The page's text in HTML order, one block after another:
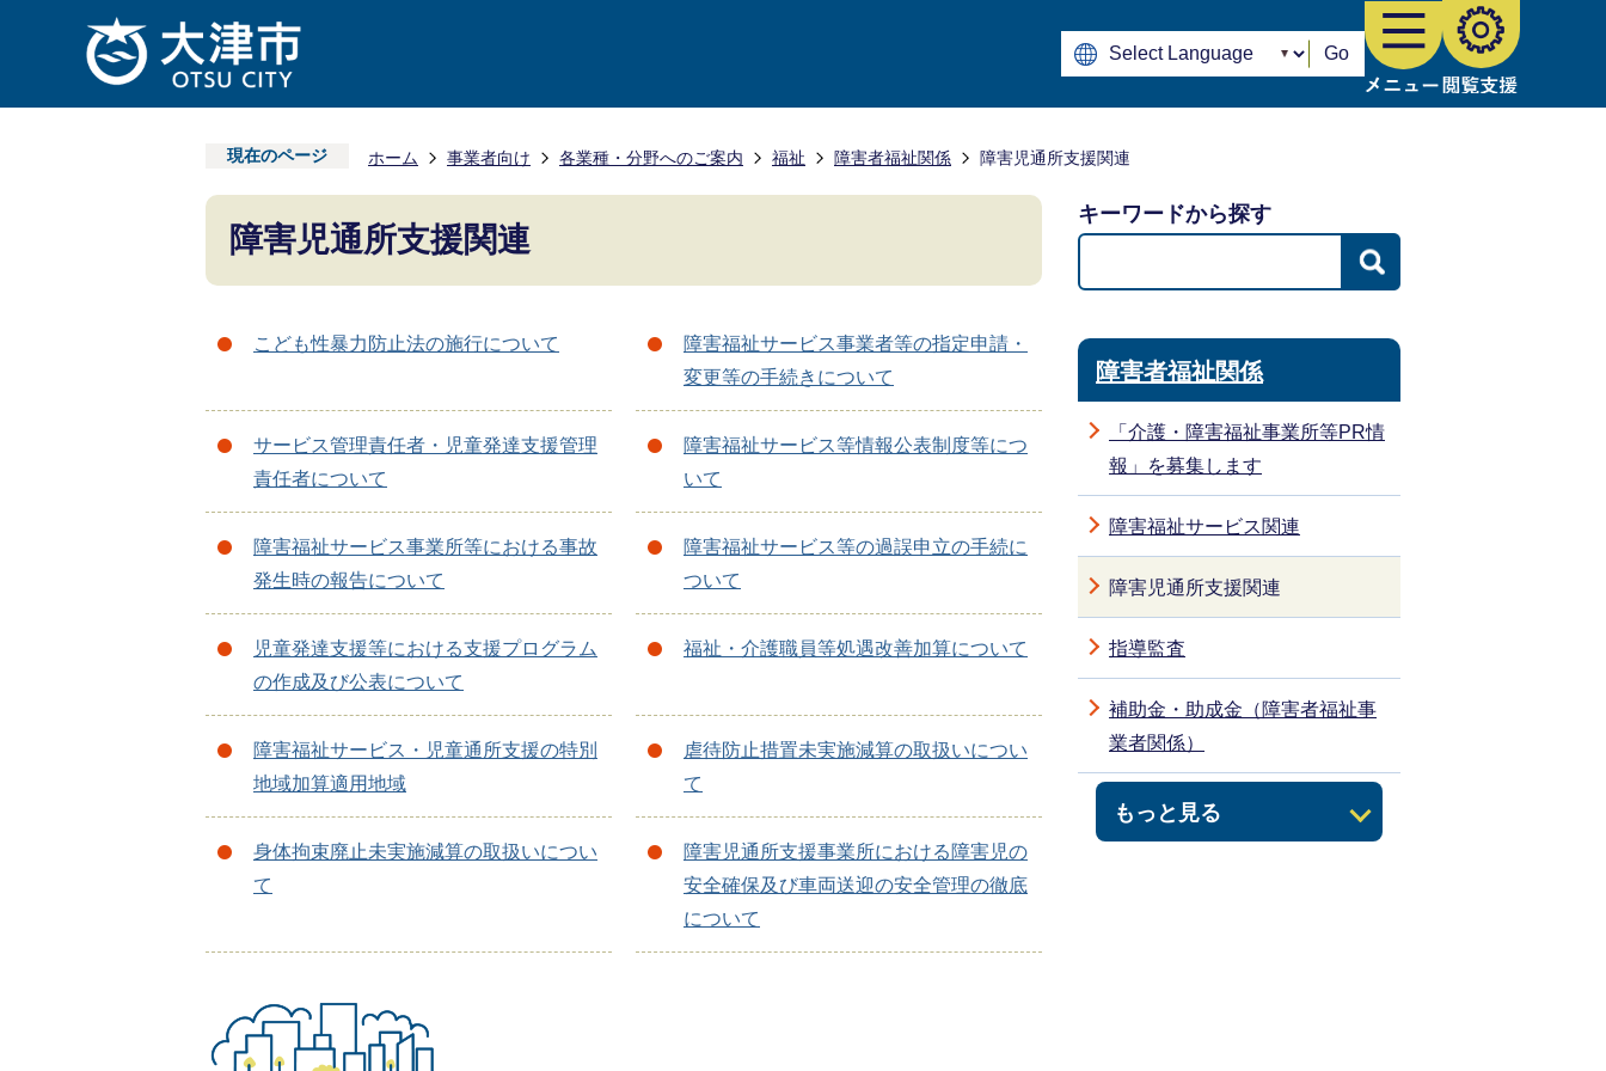
Go
現在のページ ホーム 事業者向け 各業種・分野へのご案内 福祉 障害者福祉関係 障害児通所支援関連
障害児通所支援関連
こども性暴力防止法の施行について
障害福祉サービス事業者等の指定申請・
変更等の手続きについて
サービス管理責任者・児童発達支援管理
責任者について
障害福祉サービス等情報公表制度等につ
いて
障害福祉サービス事業所等における事故
発生時の報告について
障害福祉サービス等の過誤申立の手続に
ついて
児童発達支援等における支援プログラム
の作成及び公表について
福祉・介護職員等処遇改善加算について
障害福祉サービス・児童通所支援の特別
地域加算適用地域
虐待防止措置未実施減算の取扱いについ
て
身体拘束廃止未実施減算の取扱いについ
て
障害児通所支援事業所における障害児の
安全確保及び車両送迎の安全管理の徹底
について
キーワードから探す
障害者福祉関係
「介護・障害福祉事業所等PR情
報」を募集します
障害福祉サービス関連
障害児通所支援関連
もっと見る
指導監査
補助金・助成金（障害者福祉事
業者関係）